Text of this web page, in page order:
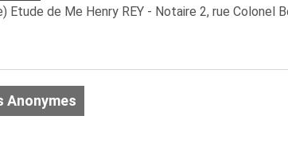
Etude de Me Henry REY - Notaire 2, rue Colonel
Anonymes